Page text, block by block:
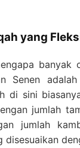
yang
Senen
di sini
jumlah
jumlah
disesuaikan